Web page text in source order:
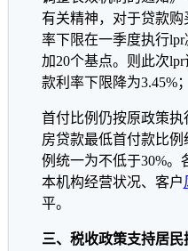
有关精神，对于贷款
率下限在一季度执行
加20个基点。则此次
款利率下限降为3.45%
首付比例仍按原政策
房贷款最低首付款比
例统一为不低于30%。
本机构经营状况、客户
平。
三、税收政策支持居民